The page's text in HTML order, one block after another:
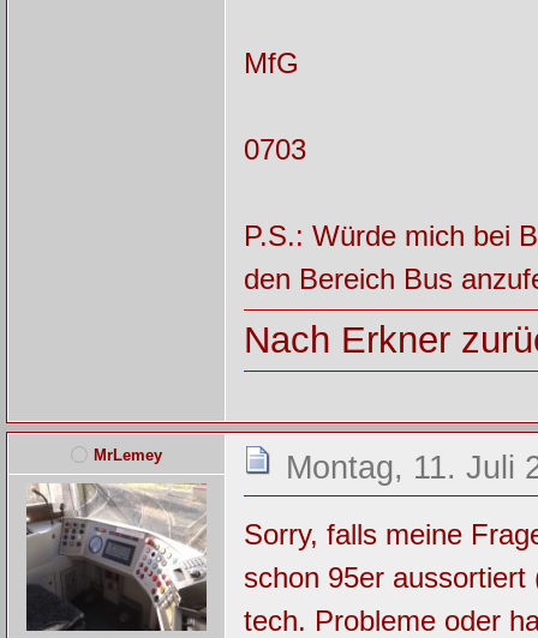
MfG
0703
P.S.: Würde mich bei
den Bereich Bus
Nach Erkner
MrLemey Montag, 11. Juli
Sorry, falls meine
schon 95er
tech. Probleme oder